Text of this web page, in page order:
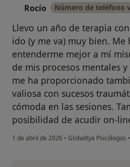
Rocío Número de teléfono
Llevo un año de terapia
ido (y me va) muy bien. Me
entenderme mejor a mí
de mis procesos mentales
me ha proporcionado
valiosa con sucesos
cómoda en las sesiones.
posibilidad de acudir on-
1 de abril de 2026 • Globaltya Psicólogos •